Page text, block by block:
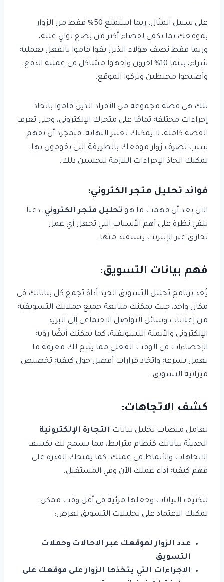
على سبيل المثال، ربما استمتع 50% فقط من الزوار
بموقعك بما يكفي لقضاء أكثر من بضع ثوانٍ عليه،
وربما فقط نصف هؤلاء الذين بقوا قاموا بالفعل بعملية
شراء، بينما 10% آخرون واجهوا مشاكل في عملية الدفع،
وأصبحوا محبطين وتركوا الموقع.
تلك هي قصة مجموعة من الأفراد الذين قاموا باتخاذ
إجراءات مختلفة تمامًا على متجرك الإلكتروني، وحتى تعرف
القصة كاملة، لا يمكنك تغيير النهاية، فبمجرد أن تفهم
سبب تصرف زوار موقعك بالطريقة التي يقومون بها،
يمكنك اتخاذ الإجراءات اللازمة لتحسين ذلك.
فوائد تحليل متجر الكتروني:
الآن بعد أن فهمت ما هو تحليل متجر الكتروني، دعنا
نلقي نظرة على أهم الأسباب التي تجعل أي عمل
تجاري عبر الإنترنت يستفيد منها:
فهم بيانات التسويق:
يُعد برنامج تحليل التسويق الجيد أداة تجمع كل بياناتك في
مكان واحد، حيث يمكنك متابعة جميع حملاتك التسويقية
من إعلانات وسائل التواصل الاجتماعي إلى البريد
الإلكتروني والأتمتة التسويقية، كما يمكنك أيضًا رؤية
الإحصاءات في الوقت الفعلي مما يتيح لك معرفة ما
يعمل بسرعة واتخاذ قرارات أفضل حول كيفية تخصيص
ميزانية التسويق.
كشف الاتجاهات:
تعامل منصات تحليل بيانات التجارة الإلكترونية
الحديثة بياناتك كنظام مترابط، مما يسمح لك بكشف
الاتجاهات والأنماط في عملك، كما يمنحك القدرة على
فهم كيفية أداء عملك الآن وفي المستقبل.
لتكثيف البيانات وجعلها مرئية في أقل وقت ممكن،
يمكنك الاعتماد على تحليلات التسويق لعرض:
عدد الزوار لموقعك عبر الإحالات وحملات
التسويق
الإجراءات التي يتخذها الزوار على موقعك على